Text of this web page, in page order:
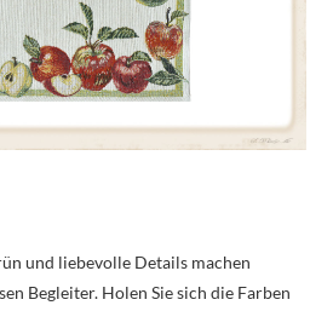
und liebevolle Details machen
Begleiter. Holen Sie sich die Farben